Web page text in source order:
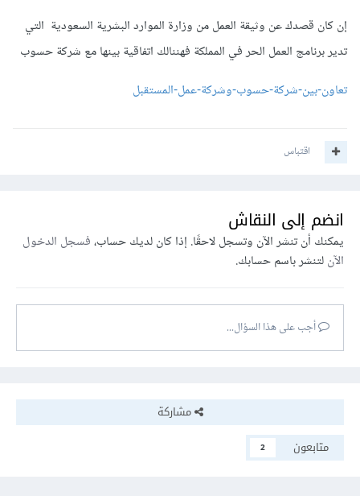
إن كان قصدك عن وثيقة العمل من وزارة الموارد البشرية السعودية التي
تدير برنامج العمل الحر في المملكة فهننالك اتفاقية بينها مع شركة حسوب
تعاون-بين-شركة-حسوب-وشركة-عمل-المستقبل
اقتباس
انضم إلى النقاش
يمكنك أن تنشر الآن وتسجل لاحقًا. إذا كان لديك حساب،فسجل الدخول
الآنلتنشر باسم حسابك.
أجب على هذا السؤال...
مشاركة
متابعون
2